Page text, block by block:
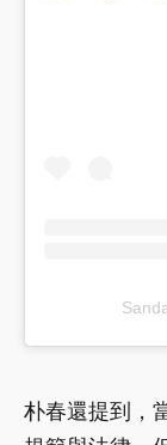
朴春還提到，